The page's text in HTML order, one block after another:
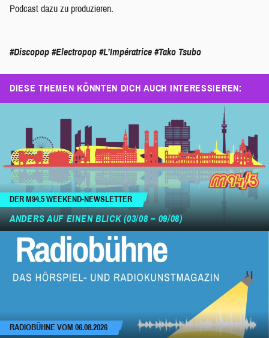
Podcast dazu zu produzieren.
#Discopop #Electropop #L’Impératrice #Tako Tsubo
DIESE THEMEN KÖNNTEN DICH AUCH INTERESSIEREN:
DER M94.5 WEEKEND-NEWSLETTER
ANDERS AUF EINEN BLICK (03/08 – 09/08)
RADIOBÜHNE VOM 06.08.2026